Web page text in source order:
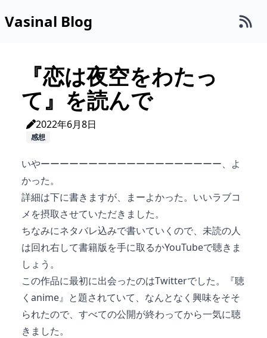
Vasinal Blog
『恋は夜空をわたっ
て』を読んで
2022年6月8日
感想
いやーーーーーーーーーーーーーーーーーーー、よ
かった。
詳細は下に書きますが、まーよかった。いいラブコ
メを摂取させていただきました。
ちなみにネタバレ込みで書いていくので、未読の人
は回れ右して書籍版を手に取るかYouTubeで聴きま
しょう。
この作品に最初に出会ったのはTwitterでした。『聴
くanime』と題されていて、なんとなく興味をそそ
られたので、すべての公開が終わってから一気に聴
きました。